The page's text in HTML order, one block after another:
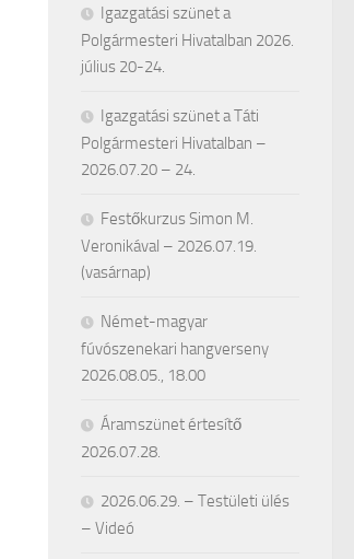
Igazgatási szünet a
Polgármesteri Hivatalban 2026.
július 20-24.
Igazgatási szünet a Táti
Polgármesteri Hivatalban –
2026.07.20 – 24.
Festőkurzus Simon M.
Veronikával – 2026.07.19.
(vasárnap)
Német-magyar
fúvószenekari hangverseny
2026.08.05., 18.00
Áramszünet értesítő
2026.07.28.
2026.06.29. – Testületi ülés
– Videó